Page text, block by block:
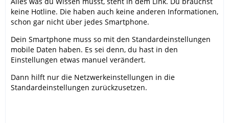
keine Hotline. Die haben auch keine anderen Informationen,
schon gar nicht über jedes Smartphone.
Dein Smartphone muss so mit den Standardeinstellungen
mobile Daten haben. Es sei denn, du hast in den
Einstellungen etwas manuel verändert.
Dann hilft nur die Netzwerkeinstellungen in die
Standardeinstellungen zurückzusetzen.